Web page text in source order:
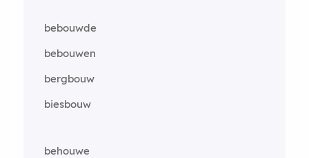
bebouwde
bebouwen
bergbouw
biesbouw
behouwe